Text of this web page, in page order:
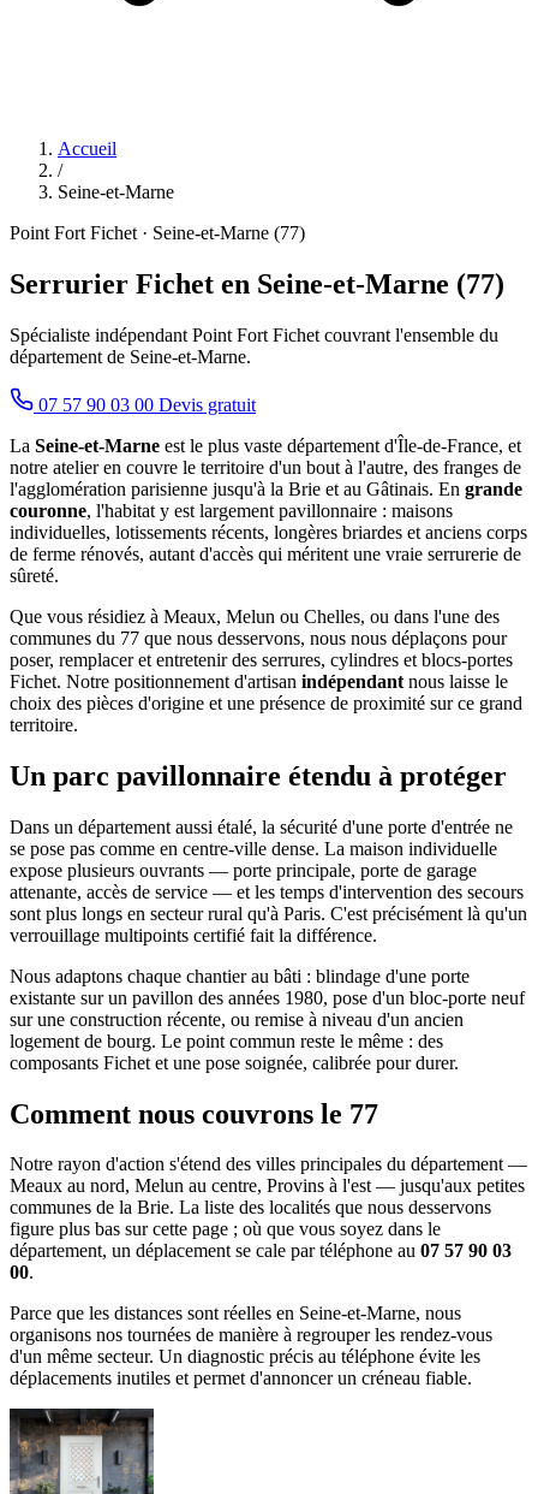
Accueil
/
Seine-et-Marne
Point Fort Fichet · Seine-et-Marne (77)
Serrurier Fichet en Seine-et-Marne (77)
Spécialiste indépendant Point Fort Fichet couvrant l'ensemble du
département de Seine-et-Marne.
07 57 90 03 00 Devis gratuit
La Seine-et-Marne est le plus vaste département d'Île-de-France, et
notre atelier en couvre le territoire d'un bout à l'autre, des franges de
l'agglomération parisienne jusqu'à la Brie et au Gâtinais. En grande
couronne, l'habitat y est largement pavillonnaire : maisons
individuelles, lotissements récents, longères briardes et anciens corps
de ferme rénovés, autant d'accès qui méritent une vraie serrurerie de
sûreté.
Que vous résidiez à Meaux, Melun ou Chelles, ou dans l'une des
communes du 77 que nous desservons, nous nous déplaçons pour
poser, remplacer et entretenir des serrures, cylindres et blocs-portes
Fichet. Notre positionnement d'artisan indépendant nous laisse le
choix des pièces d'origine et une présence de proximité sur ce grand
territoire.
Un parc pavillonnaire étendu à protéger
Dans un département aussi étalé, la sécurité d'une porte d'entrée ne
se pose pas comme en centre-ville dense. La maison individuelle
expose plusieurs ouvrants — porte principale, porte de garage
attenante, accès de service — et les temps d'intervention des secours
sont plus longs en secteur rural qu'à Paris. C'est précisément là qu'un
verrouillage multipoints certifié fait la différence.
Nous adaptons chaque chantier au bâti : blindage d'une porte
existante sur un pavillon des années 1980, pose d'un bloc-porte neuf
sur une construction récente, ou remise à niveau d'un ancien
logement de bourg. Le point commun reste le même : des
composants Fichet et une pose soignée, calibrée pour durer.
Comment nous couvrons le 77
Notre rayon d'action s'étend des villes principales du département —
Meaux au nord, Melun au centre, Provins à l'est — jusqu'aux petites
communes de la Brie. La liste des localités que nous desservons
figure plus bas sur cette page ; où que vous soyez dans le
département, un déplacement se cale par téléphone au 07 57 90 03
00.
Parce que les distances sont réelles en Seine-et-Marne, nous
organisons nos tournées de manière à regrouper les rendez-vous
d'un même secteur. Un diagnostic précis au téléphone évite les
déplacements inutiles et permet d'annoncer un créneau fiable.